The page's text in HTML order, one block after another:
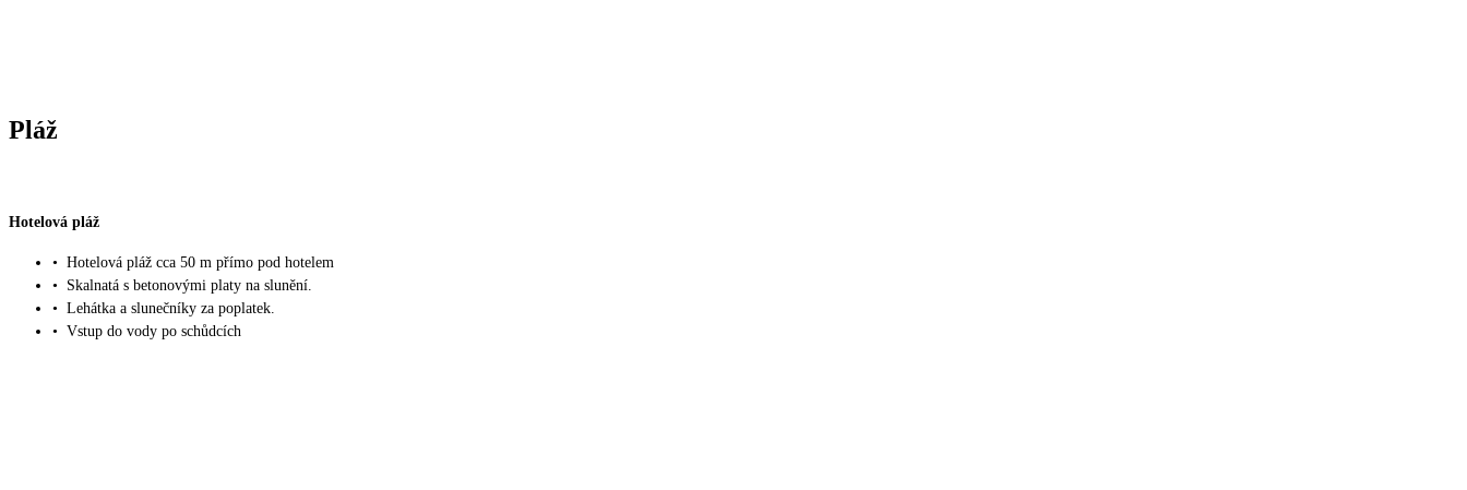
Pláž
Hotelová pláž
• Hotelová pláž cca 50 m přímo pod hotelem
•
Skalnatá s betonovými platy na slunění.
• Lehátka a slunečníky za poplatek.
• Vstup do vody po schůdcích